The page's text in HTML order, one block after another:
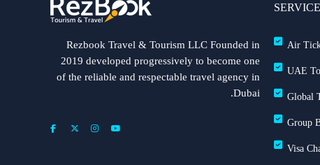
Rezbook Travel & Tourism LLC Founded in
2019 developed progressively to become one
of the reliable and respectable travel agency in
Dubai.
Air
UAE
Global
Group
Visa